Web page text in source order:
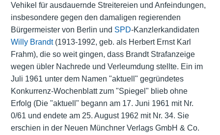
Vehikel für ausdauernde Streitereien und Anfeindungen,
insbesondere gegen den damaligen regierenden
Bürgermeister von Berlin und SPD-Kanzlerkandidaten
Willy Brandt(1913-1992, geb. als Herbert Ernst Karl
Frahm), die so weit gingen, dass Brandt Strafanzeige
wegen übler Nachrede und Verleumdung stellte. Ein im
Juli 1961 unter dem Namen "aktuell" gegründetes
Konkurrenz-Wochenblatt zum "Spiegel" blieb ohne
Erfolg (Die "aktuell" begann am 17. Juni 1961 mit Nr.
0/61 und endete am 25. August 1962 mit Nr. 34. Sie
erschien in der Neuen Münchner Verlags GmbH & Co.